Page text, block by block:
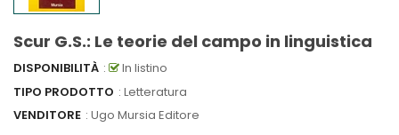
Scur G.S.: Le teorie del campo in linguistica
DISPONIBILITÀ :
In listino
TIPO PRODOTTO : Letteratura
VENDITORE : Ugo Mursia Editore